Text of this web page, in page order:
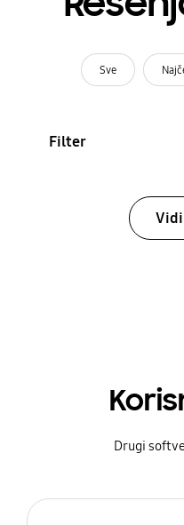
Sve
Filter
Drugi